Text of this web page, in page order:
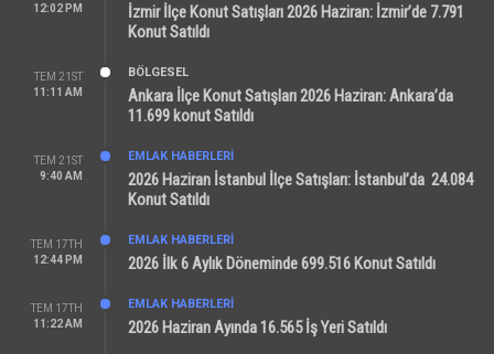
12:02 PM
İzmir İlçe Konut Satışları 2026 Haziran: İzmir’de 7.791
Konut Satıldı
TEM 21ST
11:11 AM
BÖLGESEL
Ankara İlçe Konut Satışları 2026 Haziran: Ankara’da
11.699 konut Satıldı
TEM 21ST
9:40 AM
EMLAK HABERLERI
2026 Haziran İstanbul İlçe Satışları: İstanbul’da 24.084
Konut Satıldı
TEM 17TH
12:44 PM
EMLAK HABERLERI
2026 İlk 6 Aylık Döneminde 699.516 Konut Satıldı
TEM 17TH
11:22 AM
EMLAK HABERLERI
2026 Haziran Ayında 16.565 İş Yeri Satıldı